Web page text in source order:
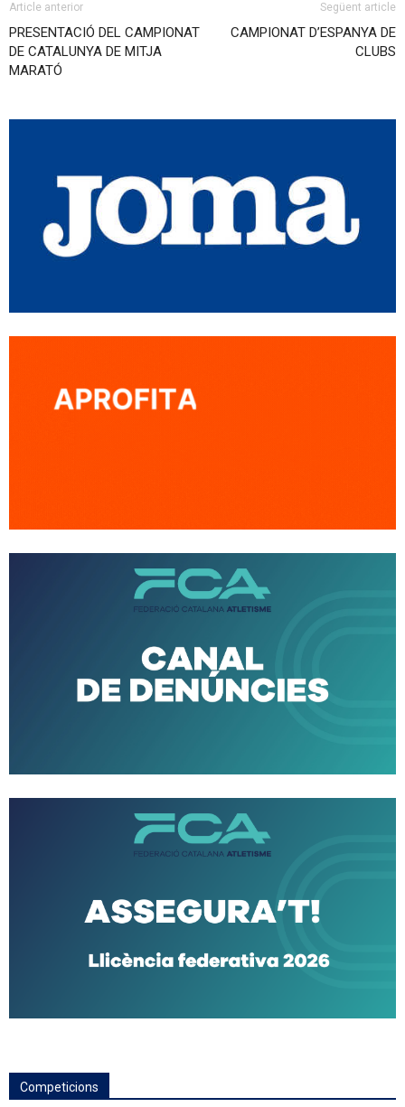
Article anterior
PRESENTACIÓ DEL CAMPIONAT
DE CATALUNYA DE MITJA
MARATÓ
Següent article
CAMPIONAT D’ESPANYA DE
CLUBS
Competicions